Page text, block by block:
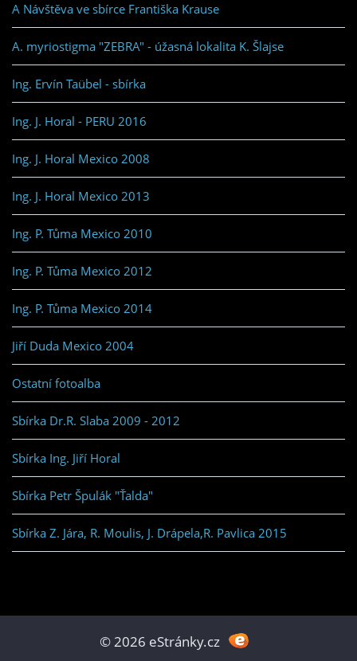
A Návštěva ve sbírce Františka Krause
A. myriostigma "ZEBRA" - úžasná lokalita K. Šlajse
Ing. Ervín Taübel - sbírka
Ing. J. Horal - PERU 2016
Ing. J. Horal Mexico 2008
Ing. J. Horal Mexico 2013
Ing. P. Tůma Mexico 2010
Ing. P. Tůma Mexico 2012
Ing. P. Tůma Mexico 2014
Jiří Duda Mexico 2004
Ostatní fotoalba
Sbírka Dr.R. Slaba 2009 - 2012
Sbírka Ing. Jiří Horal
Sbírka Petr Špulák "Ťalda"
Sbírka Z. Jára, R. Moulis, J. Drápela,R. Pavlica 2015
© 2026 eStránky.cz